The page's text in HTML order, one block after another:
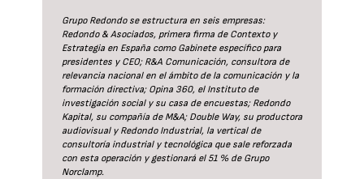
Grupo Redondo se estructura en seis empresas:
Redondo & Asociados, primera firma de Contexto y
Estrategia en España como Gabinete específico para
presidentes y CEO; R&A Comunicación, consultora de
relevancia nacional en el ámbito de la comunicación y la
formación directiva; Opina 360, el Instituto de
investigación social y su casa de encuestas; Redondo
Kapital, su compañía de M&A; Double Way, su productora
audiovisual y Redondo Industrial, la vertical de
consultoría industrial y tecnológica que sale reforzada
con esta operación y gestionará el 51 % de Grupo
Norclamp.